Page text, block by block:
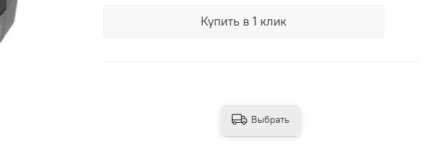
Купить в 1 клик
Выбрать